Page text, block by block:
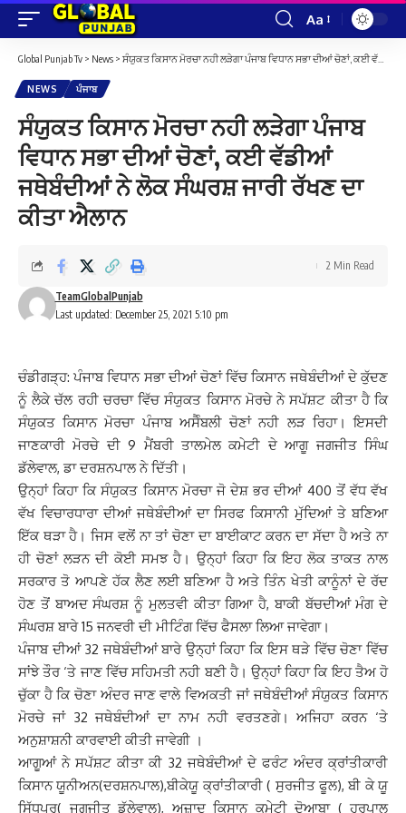
Font
Resizer
Aa
Global Punjab Tv > News > ਸੰਯੁਕਤ ਕਿਸਾਨ ਮੋਰਚਾ ਨਹੀ ਲੜੇਗਾ ਪੰਜਾਬ ਵਿਧਾਨ ਸਭਾ ਦੀਆਂ ਚੋਣਾਂ, ਕਈ ਵੱਡੀਆਂ ਜਥੇਬੰਦੀਆਂ ਨੇ ਲੋਕ ਸੰਘਰਸ਼ ਜਾਰੀ ਰੱਖਣ ਦਾ ਕੀਤਾ ਐਲਾਨ
NEWS ਪੰਜਾਬ
ਸੰਯੁਕਤ ਕਿਸਾਨ ਮੋਰਚਾ ਨਹੀ ਲੜੇਗਾ ਪੰਜਾਬ
ਵਿਧਾਨ ਸਭਾ ਦੀਆਂ ਚੋਣਾਂ, ਕਈ ਵੱਡੀਆਂ
ਜਥੇਬੰਦੀਆਂ ਨੇ ਲੋਕ ਸੰਘਰਸ਼ ਜਾਰੀ ਰੱਖਣ ਦਾ
ਕੀਤਾ ਐਲਾਨ
Last updated: December 25, 2021 5:10 pm
TeamGlobalPunjab
2 Min Read
ਚੰਡੀਗੜ੍ਹ: ਪੰਜਾਬ ਵਿਧਾਨ ਸਭਾ ਦੀਆਂ ਚੋਣਾਂ ਵਿੱਚ ਕਿਸਾਨ ਜਥੇਬੰਦੀਆਂ ਦੇ ਕੁੱਦਣ
ਨੂੰ ਲੈਕੇ ਚੱਲ ਰਹੀ ਚਰਚਾ ਵਿੱਚ ਸੰਯੁਕਤ ਕਿਸਾਨ ਮੋਰਚੇ ਨੇ ਸਪੱਸ਼ਟ ਕੀਤਾ ਹੈ ਕਿ
ਸੰਯੁਕਤ ਕਿਸਾਨ ਮੋਰਚਾ ਪੰਜਾਬ ਅਸੈੰਬਲੀ ਚੋਣਾਂ ਨਹੀ ਲੜ ਰਿਹਾ। ਇਸਦੀ
ਜਾਣਕਾਰੀ ਮੋਰਚੇ ਦੀ 9 ਮੈਂਬਰੀ ਤਾਲਮੇਲ ਕਮੇਟੀ ਦੇ ਆਗੂ ਜਗਜੀਤ ਸਿੰਘ
ਡੱਲੇਵਾਲ, ਡਾ ਦਰਸ਼ਨਪਾਲ ਨੇ ਦਿੱਤੀ।
ਉਨ੍ਹਾਂ ਕਿਹਾ ਕਿ ਸੰਯੁਕਤ ਕਿਸਾਨ ਮੋਰਚਾ ਜੋ ਦੇਸ਼ ਭਰ ਦੀਆਂ 400 ਤੋਂ ਵੱਧ ਵੱਖ
ਵੱਖ ਵਿਚਾਰਧਾਰਾ ਦੀਆਂ ਜਥੇਬੰਦੀਆਂ ਦਾ ਸਿਰਫ ਕਿਸਾਨੀ ਮੁੱਦਿਆਂ ਤੇ ਬਣਿਆ
ਇੱਕ ਥੜਾ ਹੈ। ਜਿਸ ਵਲੋਂ ਨਾ ਤਾਂ ਚੋਣਾ ਦਾ ਬਾਈਕਾਟ ਕਰਨ ਦਾ ਸੱਦਾ ਹੈ ਅਤੇ ਨਾ
ਹੀ ਚੋਣਾਂ ਲੜਨ ਦੀ ਕੋਈ ਸਮਝ ਹੈ। ਉਨ੍ਹਾਂ ਕਿਹਾ ਕਿ ਇਹ ਲੋਕ ਤਾਕਤ ਨਾਲ
ਸਰਕਾਰ ਤੋ ਆਪਣੇ ਹੱਕ ਲੈਣ ਲਈ ਬਣਿਆ ਹੈ ਅਤੇ ਤਿੰਨ ਖੇਤੀ ਕਾਨੂੰਨਾਂ ਦੇ ਰੱਦ
ਹੋਣ ਤੋਂ ਬਾਅਦ ਸੰਘਰਸ਼ ਨੂੰ ਮੁਲਤਵੀ ਕੀਤਾ ਗਿਆ ਹੈ, ਬਾਕੀ ਬੱਚਦੀਆਂ ਮੰਗ ਦੇ
ਸੰਘਰਸ਼ ਬਾਰੇ 15 ਜਨਵਰੀ ਦੀ ਮੀਟਿੰਗ ਵਿੱਚ ਫੈਸਲਾ ਲਿਆ ਜਾਵੇਗਾ।
ਪੰਜਾਬ ਦੀਆਂ 32 ਜਥੇਬੰਦੀਆਂ ਬਾਰੇ ਉਨ੍ਹਾਂ ਕਿਹਾ ਕਿ ਇਸ ਥੜੇ ਵਿੱਚ ਚੋਣਾ ਵਿੱਚ
ਸਾਂਝੇ ਤੌਰ ‘ਤੇ ਜਾਣ ਵਿੱਚ ਸਹਿਮਤੀ ਨਹੀ ਬਣੀ ਹੈ। ਉਨ੍ਹਾਂ ਕਿਹਾ ਕਿ ਇਹ ਤੈਅ ਹੋ
ਚੁੱਕਾ ਹੈ ਕਿ ਚੋਣਾ ਅੰਦਰ ਜਾਣ ਵਾਲੇ ਵਿਅਕਤੀ ਜਾਂ ਜਥੇਬੰਦੀਆਂ ਸੰਯੁਕਤ ਕਿਸਾਨ
ਮੋਰਚੇ ਜਾਂ 32 ਜਥੇਬੰਦੀਆਂ ਦਾ ਨਾਮ ਨਹੀ ਵਰਤਣਗੇ। ਅਜਿਹਾ ਕਰਨ ‘ਤੇ
ਅਨੁਸ਼ਾਸ਼ਨੀ ਕਾਰਵਾਈ ਕੀਤੀ ਜਾਵੇਗੀ ।
ਆਗੂਆਂ ਨੇ ਸਪੱਸ਼ਟ ਕੀਤਾ ਕੀ 32 ਜਥੇਬੰਦੀਆਂ ਦੇ ਫਰੰਟ ਅੰਦਰ ਕ੍ਰਾਂਤੀਕਾਰੀ
ਕਿਸਾਨ ਯੂਨੀਅਨ(ਦਰਸ਼ਨਪਾਲ),ਬੀਕੇਯੂ ਕ੍ਰਾਂਤੀਕਾਰੀ ( ਸੁਰਜੀਤ ਫੂਲ), ਬੀ ਕੇ ਯੂ
ਸਿੱਧੂਪੁਰ( ਜਗਜੀਤ ਡੱਲੇਵਾਲ), ਅਜ਼ਾਦ ਕਿਸਾਨ ਕਮੇਟੀ ਦੋਆਬਾ ( ਹਰਪਾਲ